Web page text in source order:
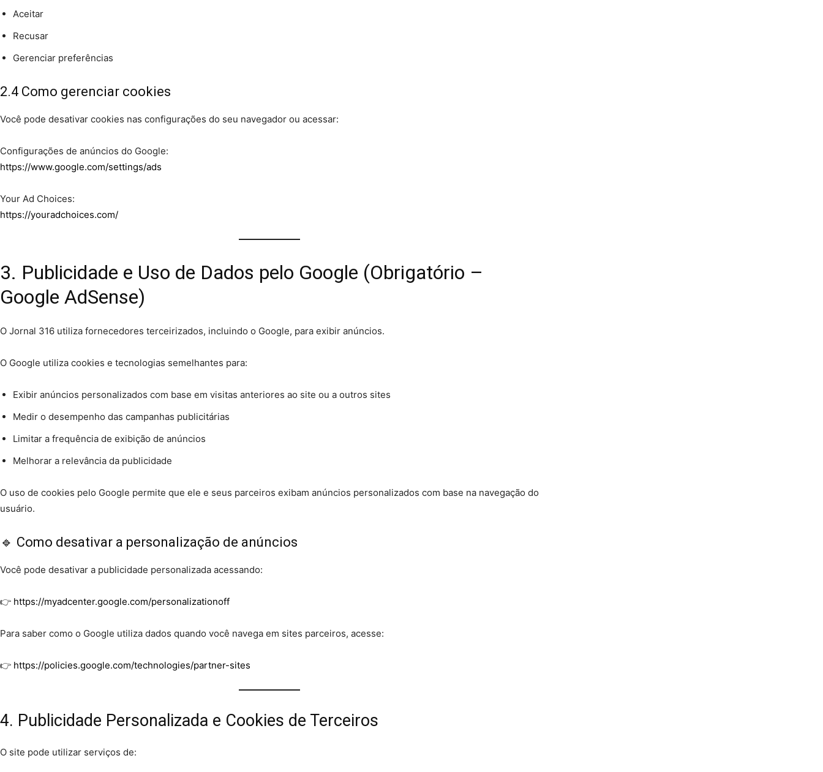
Aceitar
Recusar
Gerenciar preferências
2.4 Como gerenciar cookies
Você pode desativar cookies nas configurações do seu navegador ou acessar:
Configurações de anúncios do Google:
https://www.google.com/settings/ads
Your Ad Choices:
https://youradchoices.com/
3. Publicidade e Uso de Dados pelo Google (Obrigatório –
Google AdSense)
O Jornal 316 utiliza fornecedores terceirizados, incluindo o Google, para exibir anúncios.
O Google utiliza cookies e tecnologias semelhantes para:
Exibir anúncios personalizados com base em visitas anteriores ao site ou a outros sites
Medir o desempenho das campanhas publicitárias
Limitar a frequência de exibição de anúncios
Melhorar a relevância da publicidade
O uso de cookies pelo Google permite que ele e seus parceiros exibam anúncios personalizados com base na navegação do
usuário.
🔹 Como desativar a personalização de anúncios
Você pode desativar a publicidade personalizada acessando:
👉 https://myadcenter.google.com/personalizationoff
Para saber como o Google utiliza dados quando você navega em sites parceiros, acesse:
👉 https://policies.google.com/technologies/partner-sites
4. Publicidade Personalizada e Cookies de Terceiros
O site pode utilizar serviços de: